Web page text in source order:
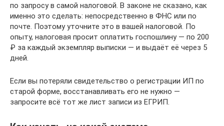
по запросу в самой налоговой. В законе не сказано, как
именно это сделать: непосредственно в ФНС или по
почте. Поэтому уточните это в вашей налоговой. По
опыту, налоговая просит оплатить госпошлину — по 200
₽ за каждый экземпляр выписки — и выдаёт её через 5
дней.
Если вы потеряли свидетельство о регистрации ИП по
старой форме, восстанавливать его не нужно —
запросите всё тот же лист записи из ЕГРИП.